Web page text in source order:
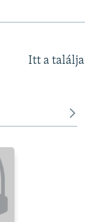
Itt a találja